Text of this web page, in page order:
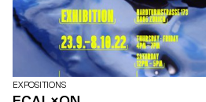
EXPOSITIONS